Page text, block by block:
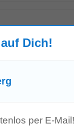
•
Vertriebsinstrumenten
Dich!
per E-Mail!